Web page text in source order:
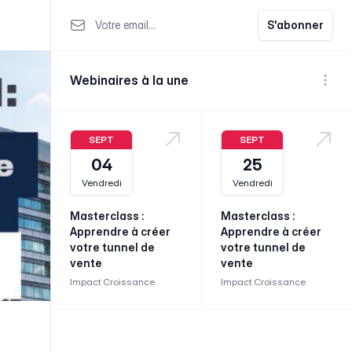
Votre email S'abonner
Webinaires à la une
Voir
SEPT
04
Vendredi
Masterclass :
Apprendre à créer
votre tunnel de
vente
Impact Croissance
SEPT
25
Vendredi
Masterclass :
Apprendre à créer
votre tunnel de
vente
Impact Croissance